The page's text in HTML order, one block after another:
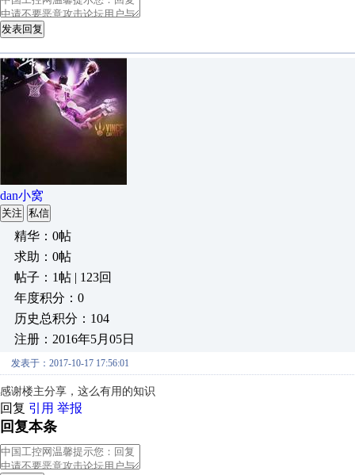
发表回复
dan小窝
关注 私信
精华：0帖
求助：0帖
帖子：1帖 | 123回
年度积分：0
历史总积分：104
注册：2016年5月05日
发表于：2017-10-17 17:56:01
感谢楼主分享，这么有用的知识
回复 引用 举报
回复本条